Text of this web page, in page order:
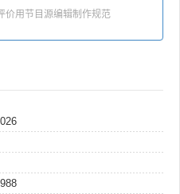
价用节目源编辑制作规范